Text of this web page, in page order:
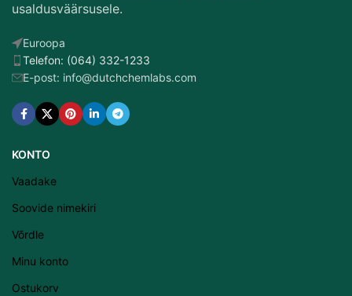
usaldusväärsusele.
Euroopa
Telefon: (064) 332-1233
E-post: info@dutchchemlabs.com
KONTO
Vaadake
Soovide nimekiri
Võrdle
Minu konto
Ostukorv